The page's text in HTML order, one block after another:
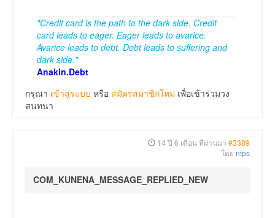
"Credit card is the path to the dark side. Credit
card leads to eager. Eager leads to avarice.
Avarice leads to debt. Debt leads to suffering and
dark side."
Anakin.Debt
กรุณา เข้าสู่ระบบ หรือ สมัครสมาชิกใหม่ เพื่อเข้าร่วมวง
สนทนา
14 ปี 6 เดือน ที่ผ่านมา #3389
โดย ntps
COM_KUNENA_MESSAGE_REPLIED_NEW